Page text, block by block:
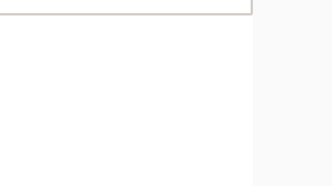
Martinique